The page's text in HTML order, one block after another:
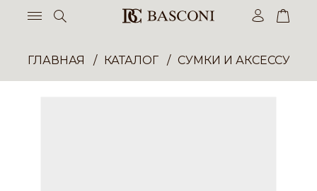
ГЛАВНАЯ КАТАЛОГ СУМКИ И